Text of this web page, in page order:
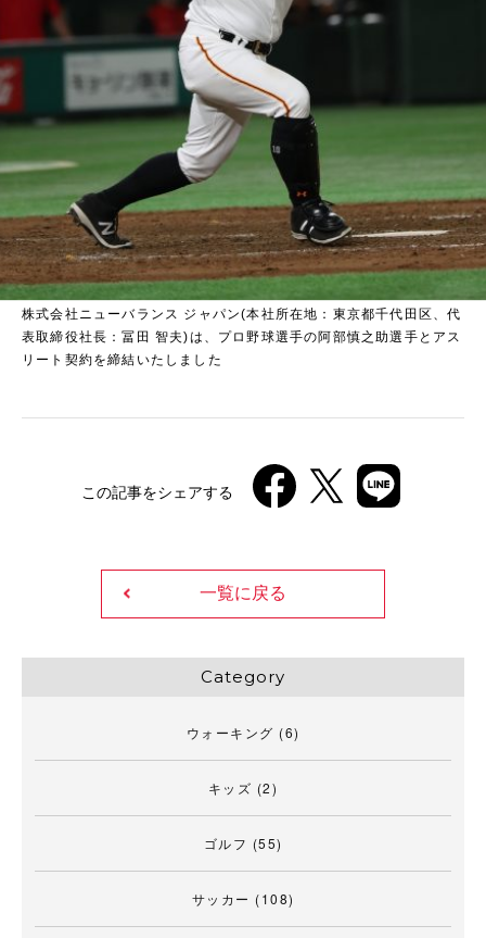
株式会社ニューバランス ジャパン(本社所在地：東京都千代田区、代
表取締役社長：冨田 智夫)は、プロ野球選手の阿部慎之助選手とアス
リート契約を締結いたしました
この記事をシェアする
一覧に戻る
Category
ウォーキング (6)
キッズ (2)
ゴルフ (55)
サッカー (108)